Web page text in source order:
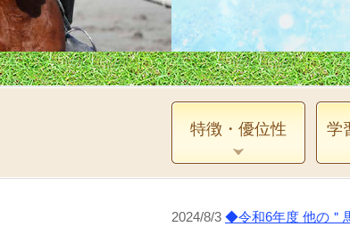
特徴・優位性 学
2024/8/3 ◆令和6年度 他の＂